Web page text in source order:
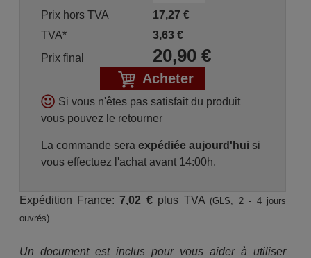
Prix hors TVA
17,27 €
TVA*
3,63€
Prix final
20,90€
Acheter
Si vous n'êtes pas satisfait du produit
vous pouvez le retourner
La commande sera expédiée aujourd'huisi
vous effectuez l'achat avant 14:00h.
Expédition France:7,02 €plus TVA (GLS, 2 - 4 jours
ouvrés)
Un document est inclus pour vous aider à utiliser